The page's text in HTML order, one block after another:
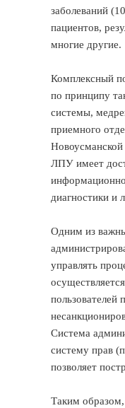
заболеваний
пациентов,
многие другие.
Комплексный
по принципу
системы,
приемного
ЛПУ имеет
диагностики и
Одним из
управлять
пользователей
Система
систему прав
позволяет
Таким